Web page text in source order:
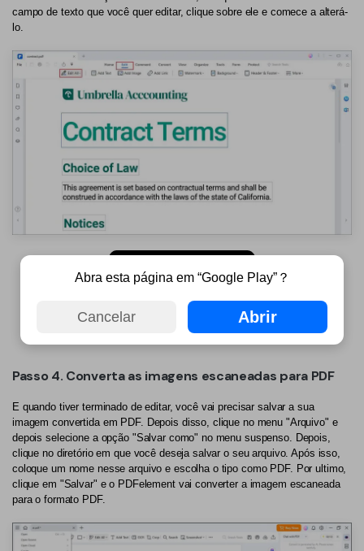
campo de texto que você quer editar, clique sobre ele e comece a alterá-
lo.
Avaliação G2: 4,5/5 | 100% Seguro
Passo 4. Converta as imagens escaneadas para PDF
E quando tiver terminado de editar, você vai precisar salvar a sua
imagem convertida em PDF. Depois disso, clique no menu "Arquivo" e
depois selecione a opção "Salvar como" no menu suspenso. Depois,
clique no diretório em que você deseja salvar o seu arquivo. Após isso,
coloque um nome nesse arquivo e escolha o tipo como PDF. Por ultimo,
clique em "Salvar" e o PDFelement vai converter a imagem escaneada
para o formato PDF.
Abra esta página em “Google Play”？
Cancelar Abrir